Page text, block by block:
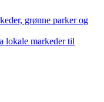
grønne parker og
lokale markeder til